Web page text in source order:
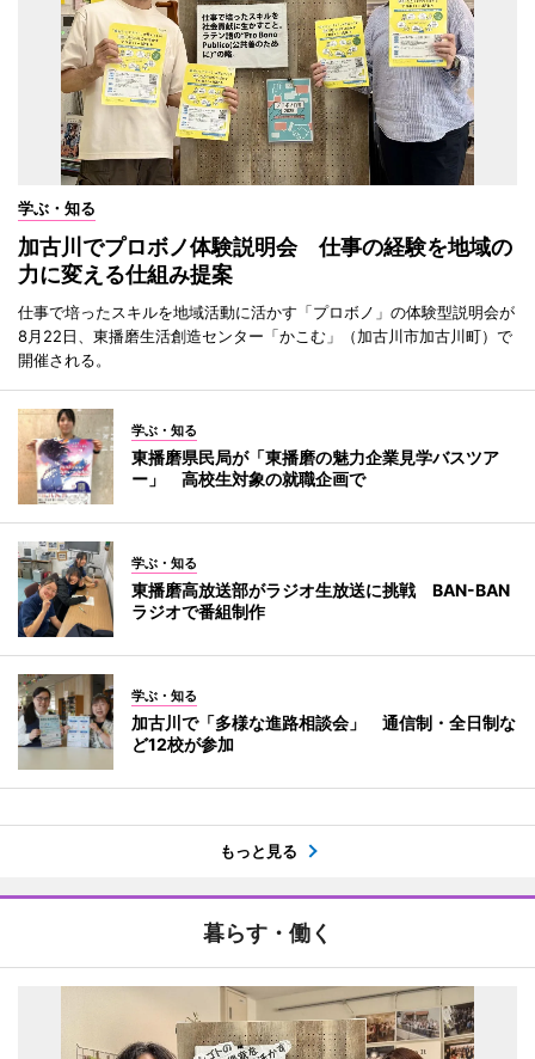
学ぶ・知る
加古川でプロボノ体験説明会 仕事の経験を地域の
力に変える仕組み提案
仕事で培ったスキルを地域活動に活かす「プロボノ」の体験型説明会が
8月22日、東播磨生活創造センター「かこむ」（加古川市加古川町）で
開催される。
学ぶ・知る
東播磨県民局が「東播磨の魅力企業見学バスツア
ー」 高校生対象の就職企画で
学ぶ・知る
東播磨高放送部がラジオ生放送に挑戦 BAN-BAN
ラジオで番組制作
学ぶ・知る
加古川で「多様な進路相談会」 通信制・全日制な
ど12校が参加
もっと見る
暮らす・働く